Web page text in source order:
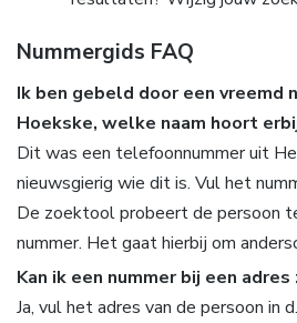
Nummergids FAQ
Ik ben gebeld door een vreemd
Hoekske, welke naam hoort
Dit was een telefoonnummer uit
nieuwsgierig wie dit is. Vul het
De zoektool probeert de persoon
nummer. Het gaat hierbij om
Kan ik een nummer bij een adres
Ja, vul het adres van de persoon in